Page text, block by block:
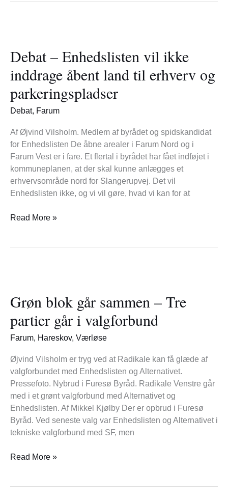
Debat – Enhedslisten vil ikke
inddrage åbent land til erhverv og
parkeringspladser
Debat, Farum
Af Øjvind Vilsholm. Medlem af byrådet og spidskandidat
for Enhedslisten De åbne arealer i Farum Nord og i
Farum Vest er i fare. Et flertal i byrådet har fået indføjet i
kommuneplanen, at der skal kunne anlægges et
erhvervsområde nord for Slangerupvej. Det vil
Enhedslisten ikke, og vi vil gøre, hvad vi kan for at
Enhedslisten
vil
ikke
inddrage
åbent
land
erhverv
og
parkeringspladser
Read More »
Grøn blok går sammen – Tre
partier går i valgforbund
Farum, Hareskov, Værløse
Øjvind Vilsholm er tryg ved at Radikale kan få glæde af
valgforbundet med Enhedslisten og Alternativet.
Pressefoto. Nybrud i Furesø Byråd. Radikale Venstre går
med i et grønt valgforbund med Alternativet og
Enhedslisten. Af Mikkel Kjølby Der er opbrud i Furesø
Byråd. Ved seneste valg var Enhedslisten og Alternativet i
tekniske valgforbund med SF, men
går
sammen
–
Tre
går
i
valgforbund
Read More »